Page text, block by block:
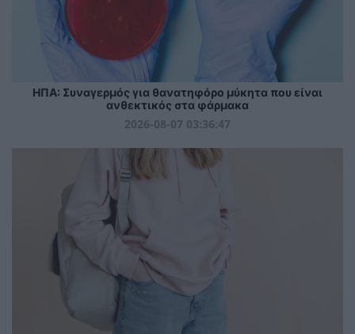
ΗΠΑ: Συναγερμός για θανατηφόρο μύκητα που είναι
ανθεκτικός στα φάρμακα
2026-08-07 03:36:47